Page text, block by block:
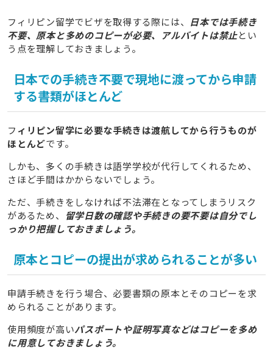
フィリピン留学でビザを取得する際には、 日本では手続き
不要、原本と多めのコピーが必要、アルバイトは禁止とい
う点を理解しておきましょう。
日本での手続き不要で現地に渡ってから申請
する書類がほとんど
フ ィリピン留学に必要な手続きは渡航してから行うものが
ほとんどです。
しかも、多くの手続きは語学学校が代行してくれるため、
さほど手間はかからないでしょう。
ただ、手続きをしなければ不法滞在となってしまうリスク
があるため、
留学日数の確認や手続きの要不要は自分でし
っかり把握しておきましょう。
原本とコピーの提出が求められることが多い
申請手続きを行う場合、必要書類の原本とそのコピーを求
められることがあります。
使用頻度が高いパスポートや証明写真などはコピーを多め
に用意しておきましょう。